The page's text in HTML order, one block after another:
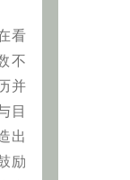
看
不
并
目
出
励